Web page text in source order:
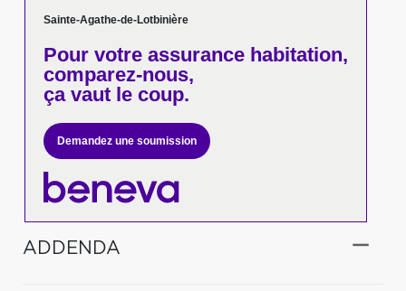
Sainte-Agathe-de-Lotbinière
Pour votreassurance habitation,
comparez-nous,
ça vaut le coup.
Demandez une soumission
ADDENDA